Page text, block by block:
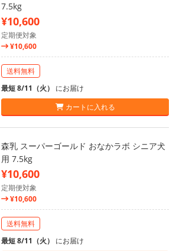
7.5kg
¥10,600
定期便対象
¥10,600
送料無料
最短 8/11（火） にお届け
カートに入れる
森乳 スーパーゴールド おなかラボ シニア犬
用 7.5kg
¥10,600
定期便対象
¥10,600
送料無料
最短 8/11（火） にお届け